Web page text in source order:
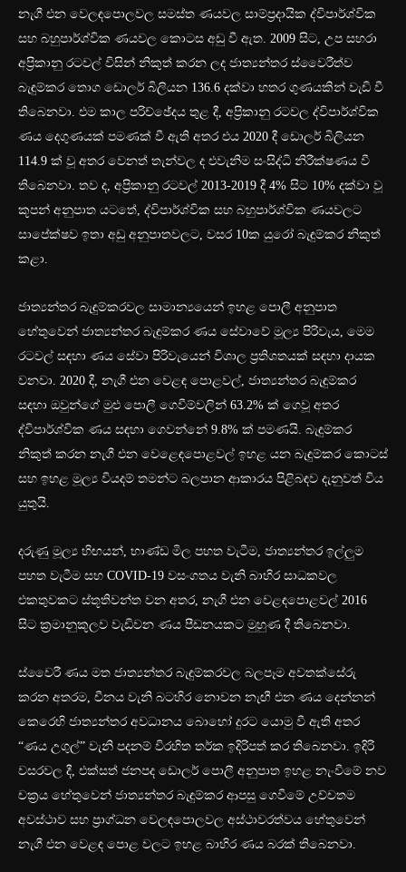
නැගී එන වෙලඳපොලවල සමස්ත ණයවල සාම්ප්‍රදායික ද්විපාර්ශ්වික
සහ බහුපාර්ශ්වික ණයවල කොටස අඩු වී ඇත. 2009 සිට, උප සහරා
අප්‍රිකානු රටවල් විසින් නිකුත් කරන ලද ජාත්‍යන්තර ස්වෛරීත්ව
බැඳුම්කර තොග ඩොලර් බිලියන 136.6 දක්වා හතර ගුණයකින් වැඩි වී
තිබෙනවා. එම කාල පරිච්ඡේදය තුළ දී, අප්‍රිකානු රටවල ද්විපාර්ශ්වික
ණය දෙගුණයක් පමණක් වී ඇති අතර එය 2020 දී ඩොලර් බිලියන
114.9 ක් වූ අතර වෙනත් තැන්වල ද එවැනිම සංසිද්ධි නිරීක්ෂණය වී
තිබෙනවා. තව ද, අප්‍රිකානු රටවල් 2013-2019 දී 4% සිට 10% දක්වා වූ
කූපන් අනුපාත යටතේ, ද්විපාර්ශ්වික සහ බහුපාර්ශ්වික ණයවලට
සාපේක්ෂව ඉතා අඩු අනුපාතවලට, වසර 10ක යුරෝ බැඳුම්කර නිකුත්
කළා.
ජාත්‍යන්තර බැඳුම්කරවල සාමාන්‍යයෙන් ඉහළ පොලී අනුපාත
හේතුවෙන් ජාත්‍යන්තර බැඳුම්කර ණය සේවාවේ මූල්‍ය පිරිවැය, මෙම
රටවල් සඳහා ණය සේවා පිරිවැයෙන් විශාල ප්‍රතිශතයක් සඳහා දායක
වනවා. 2020 දී, නැගී එන වෙළඳ පොළවල්, ජාත්‍යන්තර බැඳුම්කර
සඳහා ඔවුන්ගේ මුළු පොලී ගෙවීම්වලින් 63.2% ක් ගෙවූ අතර
ද්විපාර්ශ්වික ණය සඳහා ගෙවන්නේ 9.8% ක් පමණයි. බැඳුම්කර
නිකුත් කරන නැගී එන වෙළෙඳපොළවල් ඉහළ යන බැඳුම්කර කොටස්
සහ ඉහළ මූල්‍ය වියදම් තමන්ට බලපාන ආකාරය පිළිබඳව දැනුවත් විය
යුතුයි.
දරුණු මූල්‍ය හිඟයන්, භාණ්ඩ මිල පහත වැටීම, ජාත්‍යන්තර ඉල්ලුම
පහත වැටීම සහ COVID-19 වසංගතය වැනි බාහිර සාධකවල
එකතුවකට ස්තූතිවන්ත වන අතර, නැගී එන වෙළඳපොළවල් 2016
සිට ක්‍රමානුකූලව වැඩිවන ණය පීඩනයකට මුහුණ දී තිබෙනවා.
ස්වෛරී ණය මත ජාත්‍යන්තර බැඳුම්කරවල බලපෑම අවතක්සේරු
කරන අතරම, චීනය වැනි බටහිර නොවන නැඟී එන ණය දෙන්නන්
කෙරෙහි ජාත්‍යන්තර අවධානය බොහෝ දුරට යොමු වී ඇති අතර
“ණය උගුල්” වැනි පදනම් විරහිත තර්ක ඉදිරිපත් කර තිබෙනවා. ඉදිරි
වසරවල දී, එක්සත් ජනපද ඩොලර් පොලී අනුපාත ඉහළ නැංවීමේ නව
චක්‍රය හේතුවෙන් ජාත්‍යන්තර බැඳුම්කර ආපසු ගෙවීමේ උච්චතම
අවස්ථාව සහ ප්‍රාග්ධන වෙලඳපොලවල අස්ථාවරත්වය හේතුවෙන්
නැගී එන වෙළඳ පොළ වලට ඉහළ බාහිර ණය බරක් තිබෙනවා.